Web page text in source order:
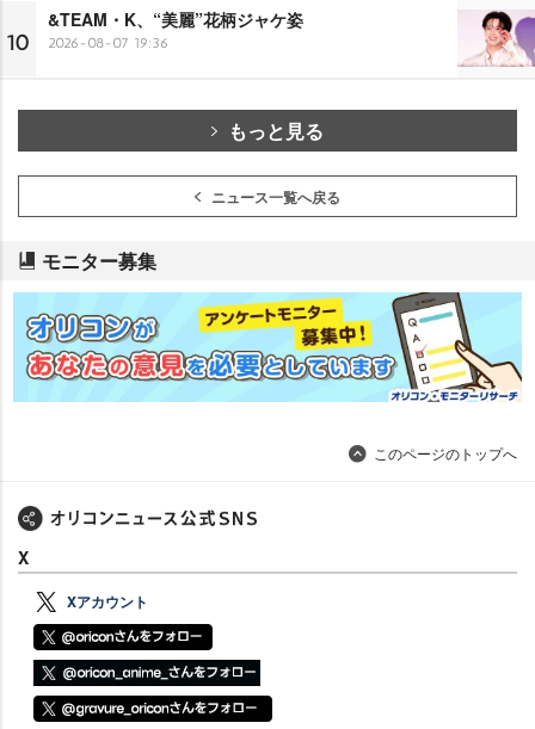
10
&TEAM・K、“美麗”花柄ジャケ姿
2026-08-07 19:36
もっと見る
ニュース一覧へ戻る
モニター募集
このページのトップへ
X
Xアカウント